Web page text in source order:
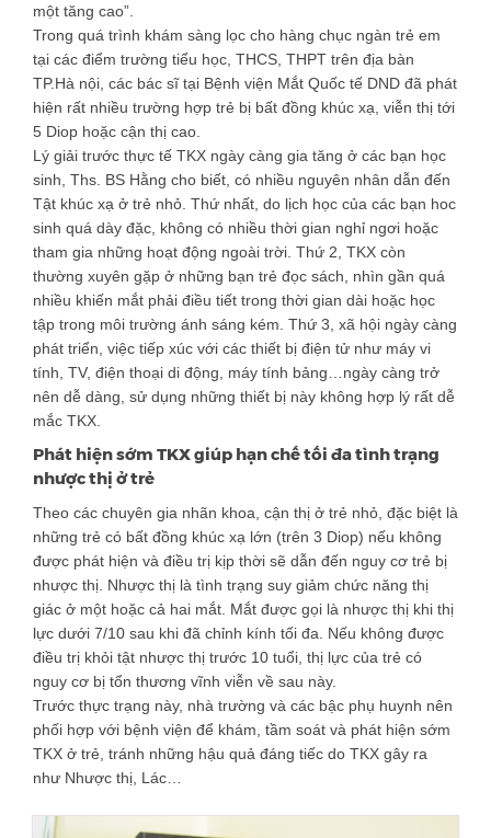
một tăng cao”.
Trong quá trình khám sàng lọc cho hàng chục ngàn trẻ em
tại các điểm trường tiểu học, THCS, THPT trên địa bàn
TP.Hà nội, các bác sĩ tại Bệnh viện Mắt Quốc tế DND đã phát
hiện rất nhiều trường hợp trẻ bị bất đồng khúc xạ, viễn thị tới
5 Diop hoặc cận thị cao.
Lý giải trước thực tế TKX ngày càng gia tăng ở các bạn học
sinh, Ths. BS Hằng cho biết, có nhiều nguyên nhân dẫn đến
Tật khúc xạ ở trẻ nhỏ. Thứ nhất, do lịch học của các bạn hoc
sinh quá dày đặc, không có nhiều thời gian nghỉ ngơi hoặc
tham gia những hoạt động ngoài trời. Thứ 2, TKX còn
thường xuyên gặp ở những bạn trẻ đọc sách, nhìn gần quá
nhiều khiến mắt phải điều tiết trong thời gian dài hoặc học
tập trong môi trường ánh sáng kém. Thứ 3, xã hội ngày càng
phát triển, việc tiếp xúc với các thiết bị điện tử như máy vi
tính, TV, điện thoại di động, máy tính bảng…ngày càng trở
nên dễ dàng, sử dụng những thiết bị này không hợp lý rất dễ
mắc TKX.
Phát hiện sớm TKX giúp hạn chế tối đa tình trạng
nhược thị ở trẻ
Theo các chuyên gia nhãn khoa, cận thị ở trẻ nhỏ, đặc biệt là
những trẻ có bất đồng khúc xạ lớn (trên 3 Diop) nếu không
được phát hiện và điều trị kịp thời sẽ dẫn đến nguy cơ trẻ bị
nhược thị. Nhược thị là tình trạng suy giảm chức năng thị
giác ở một hoặc cả hai mắt. Mắt được gọi là nhược thị khi thị
lực dưới 7/10 sau khi đã chỉnh kính tối đa. Nếu không được
điều trị khỏi tật nhược thị trước 10 tuổi, thị lực của trẻ có
nguy cơ bị tổn thương vĩnh viễn về sau này.
Trước thực trạng này, nhà trường và các bậc phụ huynh nên
phối hợp với bệnh viện để khám, tầm soát và phát hiện sớm
TKX ở trẻ, tránh những hậu quả đáng tiếc do TKX gây ra
như Nhược thị, Lác…